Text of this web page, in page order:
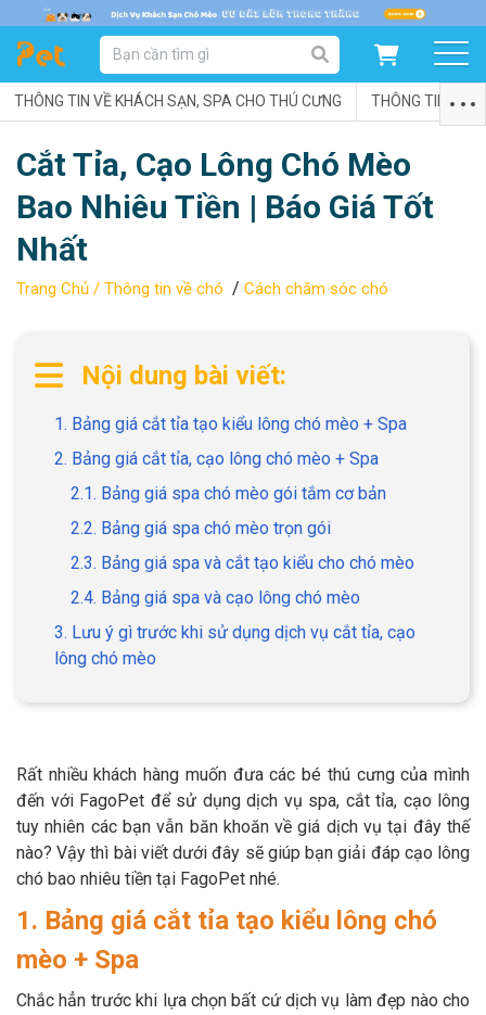
DANH MỤC SẢN PHẨM
SẢN PHẨM DÀNH CHO MÈO SẢN PHẨM DÀNH CHO CHÓ
SẨN PHẨM THEO THƯƠNG HIỆU
GIỚI THIỆU
DỊCH VỤ
Khách sạn chó mèo Spa chó mèo
mèo
Dịch vụ huấn luyện chó
Dịch vụ mua bán chó
mèo
Dịch vụ phối giống chó
mèo
TIN TỨC
Thông tin về khách sạn,
spa cho thú cưng
THÔNG TIN VỀ KHÁCH SẠN, SPA CHO THÚ CƯNG THÔNG TIN VỀ
Cắt Tỉa, Cạo Lông Chó Mèo
Bao Nhiêu Tiền | Báo Giá Tốt
Nhất
Trang Chủ / Thông tin về chó / Cách chăm sóc chó
Nội dung bài viết:
1. Bảng giá cắt tỉa tạo kiểu lông chó mèo + Spa
2. Bảng giá cắt tỉa, cạo lông chó mèo + Spa
2.1. Bảng giá spa chó mèo gói tắm cơ bản
2.2. Bảng giá spa chó mèo trọn gói
2.3. Bảng giá spa và cắt tạo kiểu cho chó mèo
2.4. Bảng giá spa và cạo lông chó mèo
3. Lưu ý gì trước khi sử dụng dịch vụ cắt tỉa, cạo
lông chó mèo
Rất nhiều khách hàng muốn đưa các bé thú cưng của mình
đến với FagoPet để sử dụng dịch vụ spa, cắt tỉa, cạo lông
tuy nhiên các bạn vẫn băn khoăn về giá dịch vụ tại đây thế
nào? Vậy thì bài viết dưới đây sẽ giúp bạn giải đáp cạo lông
chó bao nhiêu tiền tại FagoPet nhé.
1. Bảng giá cắt tỉa tạo kiểu lông chó
mèo + Spa
Chắc hẳn trước khi lựa chọn bất cứ dịch vụ làm đẹp nào cho